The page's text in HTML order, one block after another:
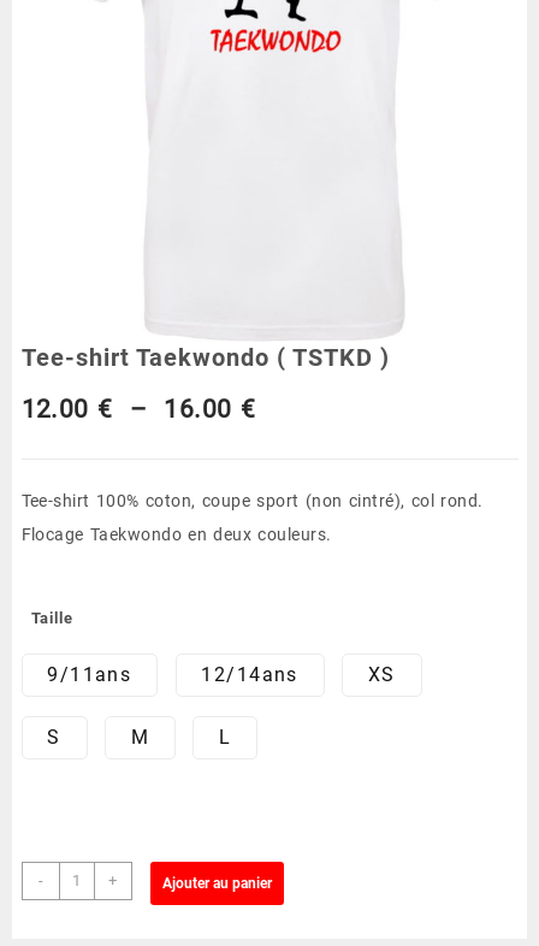
Tee-shirt Taekwondo ( TSTKD )
12.00 € – 16.00 €Plage
prix :
Tee-shirt 100% coton, coupe sport (non cintré), col rond.
Flocage Taekwondo en deux couleurs.
Taille
9/11ans 12/14ans XS
S M L
-
quantité
de
+ Ajouter au panier